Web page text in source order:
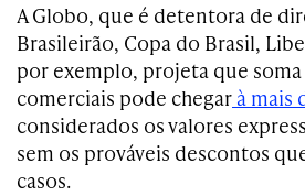
A Globo, que é detentora de
Brasileirão, Copa do Brasil,
por exemplo, projeta que
comerciais pode chegar à mais
considerados os valores
sem os prováveis descontos
casos.